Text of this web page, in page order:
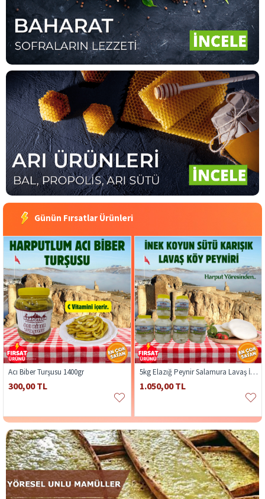
Günün Fırsatlar Ürünleri
Acı Biber Turşusu 1400gr
300,00 TL
5kg Elazığ Peynir Salamura Lavaş İnek Koyun
1.050,00 TL